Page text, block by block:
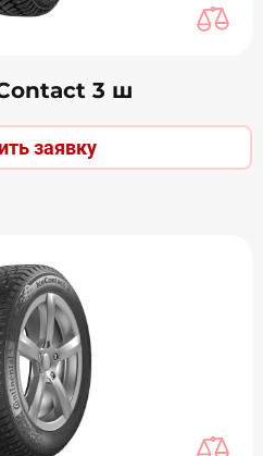
3 ш
заявку